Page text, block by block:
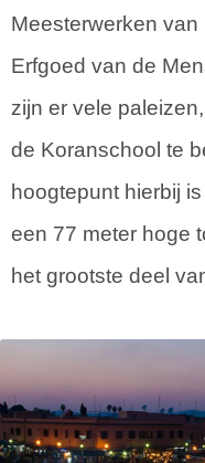
Meesterwerken van
Erfgoed van de
zijn er vele
de Koranschool te
hoogtepunt hierbij
een 77 meter hoge
het grootste deel